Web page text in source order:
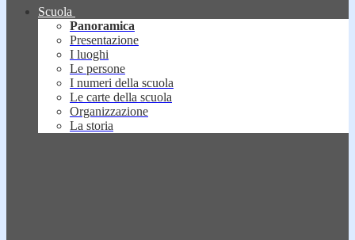
Scuola
Panoramica
Presentazione
I luoghi
Le persone
I numeri della scuola
Le carte della scuola
Organizzazione
La storia